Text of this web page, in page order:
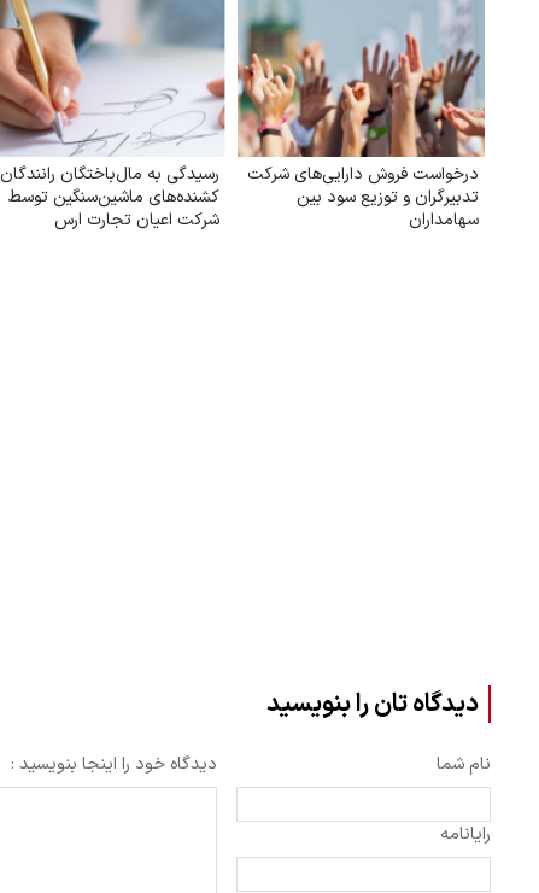
درخواست فروش دارایی‌های شرکت
تدبیرگران و توزیع سود بین
سهامداران
رسیدگی به مال‌باختگان رانندگان
کشنده‌های ماشین‌سنگین توسط
شرکت اعیان تجارت ارس
دیدگاه تان را بنویسید
نام شما
رایانامه
دیدگاه خود را اینجا بنویسید :